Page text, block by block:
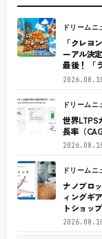
ドリームニ
「クレヨ
ーアル決
最後！ 「
ドリームニ
世界LTPS
長率（
ドリームニ
ナノブロ
ィングギ
トショッ